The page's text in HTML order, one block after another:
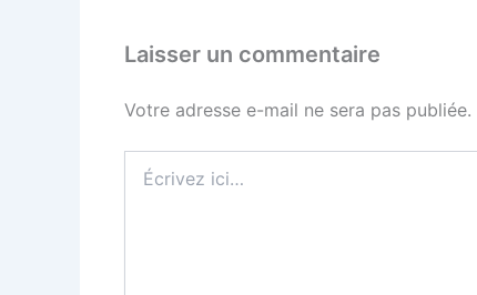
Laisser un commentaire
Votre adresse e-mail ne sera pas publiée.
ici…